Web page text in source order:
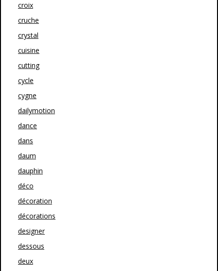
croix
cruche
crystal
cuisine
cutting
cycle
cygne
dailymotion
dance
dans
daum
dauphin
déco
décoration
décorations
designer
dessous
deux